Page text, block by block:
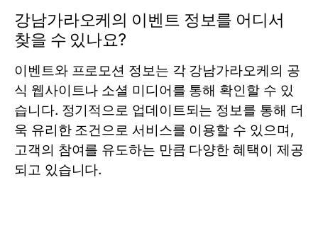
강남가라오케의 이벤트 정보를 어디서
찾을 수 있나요?
이벤트와 프로모션 정보는 각 강남가라오케의 공
식 웹사이트나 소셜 미디어를 통해 확인할 수 있
습니다. 정기적으로 업데이트되는 정보를 통해 더
욱 유리한 조건으로 서비스를 이용할 수 있으며,
고객의 참여를 유도하는 만큼 다양한 혜택이 제공
되고 있습니다.